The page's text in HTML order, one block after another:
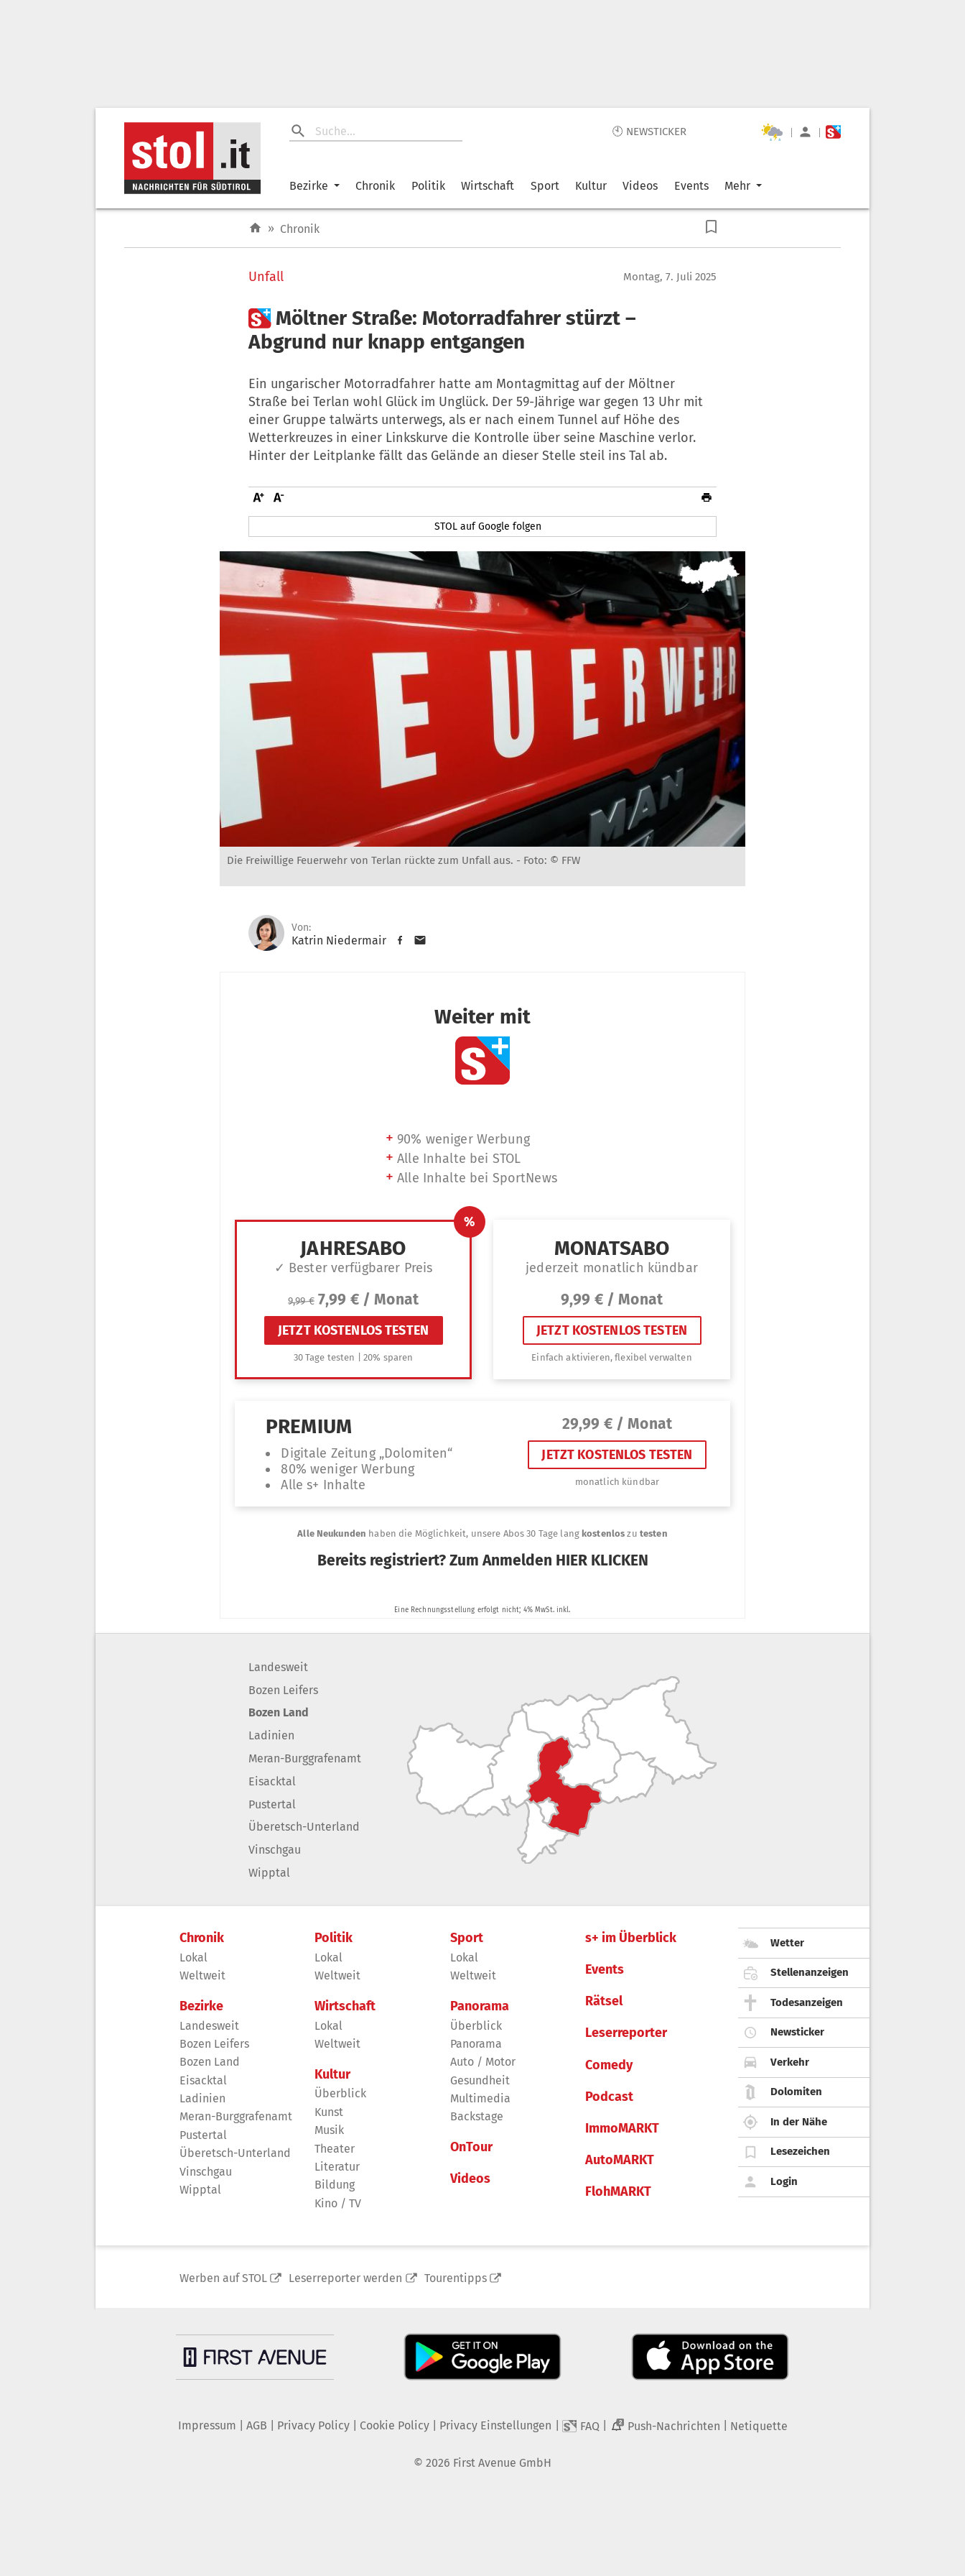
🕙 NEWSTICKER | |
Bezirke Chronik Politik Wirtschaft Sport Kultur Videos Events Mehr
» Chronik
Unfall Montag, 7. Juli 2025
 Möltner Straße: Motorradfahrer stürzt –
Abgrund nur knapp entgangen
Ein ungarischer Motorradfahrer hatte am Montagmittag auf der Möltner
Straße bei Terlan wohl Glück im Unglück. Der 59-Jährige war gegen 13 Uhr mit
einer Gruppe talwärts unterwegs, als er nach einem Tunnel auf Höhe des
Wetterkreuzes in einer Linkskurve die Kontrolle über seine Maschine verlor.
Hinter der Leitplanke fällt das Gelände an dieser Stelle steil ins Tal ab.
STOL auf Google folgen
Die Freiwillige Feuerwehr von Terlan rückte zum Unfall aus. - Foto: © FFW
Von:
Katrin Niedermair
Landesweit
Bozen Leifers
Bozen Land
Ladinien
Meran-Burggrafenamt
Eisacktal
Pustertal
Überetsch-Unterland
Vinschgau
Wipptal
Chronik
Lokal
Weltweit
Bezirke
Landesweit
Bozen Leifers
Bozen Land
Eisacktal
Ladinien
Meran-Burggrafenamt
Pustertal
Überetsch-Unterland
Vinschgau
Wipptal
Politik
Lokal
Weltweit
Wirtschaft
Lokal
Weltweit
Kultur
Überblick
Kunst
Musik
Theater
Literatur
Bildung
Kino / TV
Sport
Lokal
Weltweit
Panorama
Überblick
Panorama
Auto / Motor
Gesundheit
Multimedia
Backstage
OnTour
Videos
s+ im Überblick
Events
Rätsel
Leserreporter
Comedy
Podcast
ImmoMARKT
AutoMARKT
FlohMARKT
Wetter
Stellenanzeigen
Todesanzeigen
Newsticker
Verkehr
Dolomiten
In der Nähe
Lesezeichen
Login
Werben auf STOL Leserreporter werden Tourentipps
Impressum AGB Privacy Policy| Cookie Policy| Privacy Einstellungen FAQ 2 Push-Nachrichten Netiquette
© 2026 First Avenue GmbH